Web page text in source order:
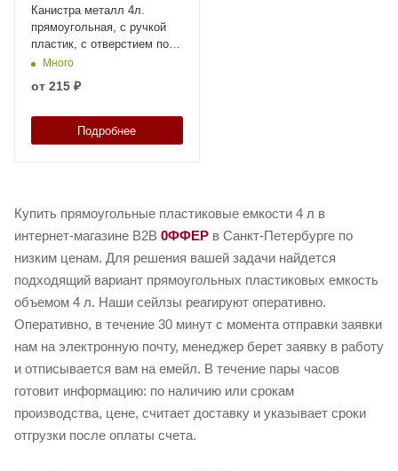
Канистра металл 4л.
прямоугольная, с ручкой
пластик, с отверстием под
берикап 42мм, арт. КМ-4н
без берикапа 42мм, код:
28776
Много
от 215 ₽
Подробнее
Купить прямоугольные пластиковые емкости 4 л в
интернет-магазине B2B 0ФФЕР в Санкт-Петербурге по
низким ценам. Для решения вашей задачи найдется
подходящий вариант прямоугольных пластиковых емкость
объемом 4 л. Наши сейлзы реагируют оперативно.
Оперативно, в течение 30 минут с момента отправки заявки
нам на электронную почту, менеджер берет заявку в работу
и отписывается вам на емейл. В течение пары часов
готовит информацию: по наличию или срокам
производства, цене, считает доставку и указывает сроки
отгрузки после оплаты счета.